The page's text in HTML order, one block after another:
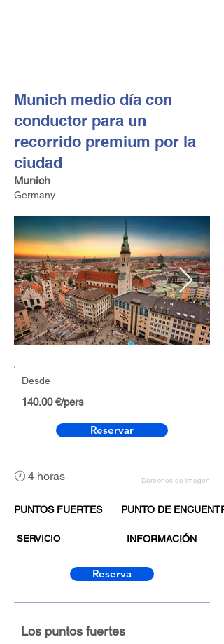
Munich medio día con
conductor para un
recorrido premium por la
ciudad
Munich
Germany
Desde
140.00 €/pers
Reservar
🕐 4 horas Derechos de imagen
PUNTOS FUERTES
SERVICIO
PUNTO DE
INFORMACIÓN
Reserva
Los puntos fuertes